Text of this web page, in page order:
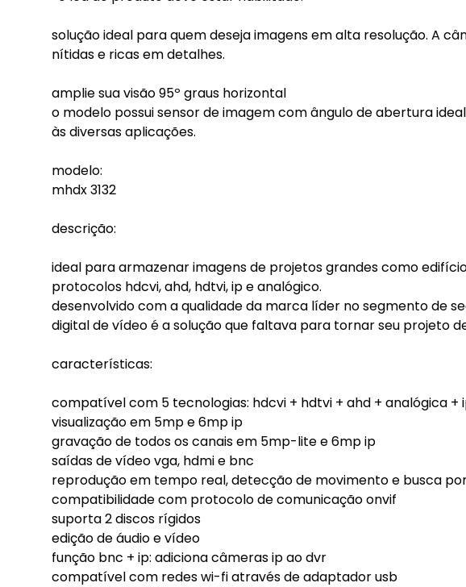
solução ideal para quem deseja imagens em alta resolução. A
nítidas e ricas em detalhes.
amplie sua visão 95º graus horizontal
o modelo possui sensor de imagem com ângulo de abertura
às diversas aplicações.
modelo:
mhdx 3132
descrição:
ideal para armazenar imagens de projetos grandes como
protocolos hdcvi, ahd, hdtvi, ip e analógico.
desenvolvido com a qualidade da marca líder no segmento de
digital de vídeo é a solução que faltava para tornar seu projeto
características:
compatível com 5 tecnologias: hdcvi + hdtvi + ahd + analógica +
visualização em 5mp e 6mp ip
gravação de todos os canais em 5mp-lite e 6mp ip
saídas de vídeo vga, hdmi e bnc
reprodução em tempo real, detecção de movimento e busca
compatibilidade com protocolo de comunicação onvif
suporta 2 discos rígidos
edição de áudio e vídeo
função bnc + ip: adiciona câmeras ip ao dvr
compatível com redes wi-fi através de adaptador usb